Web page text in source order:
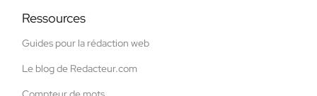
Ressources
Guides pour la rédaction web
Le blog de Redacteur.com